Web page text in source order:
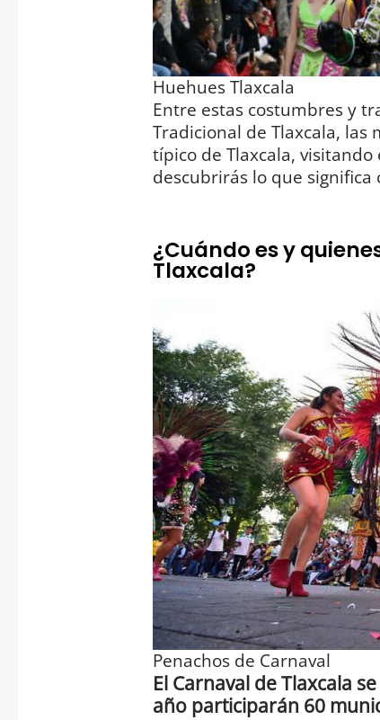
Huehues Tlaxcala
Entre estas costumbres y
Tradicional de Tlaxcala, las
típico de Tlaxcala,
descubrirás lo que significa
¿Cuándo es y
Tlaxcala?
Penachos de Carnaval
El Carnaval de Tlaxcala
año participarán 60